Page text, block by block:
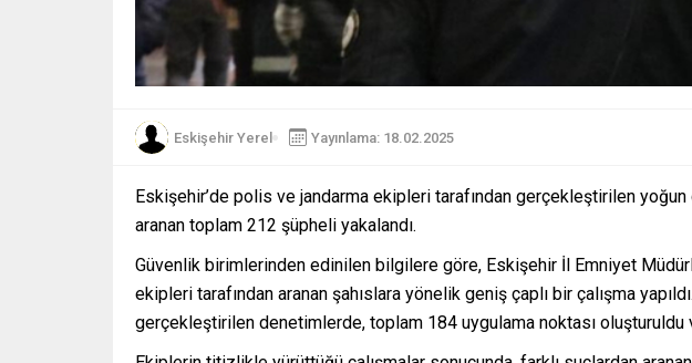
Eskişehir Yerel Yayınlama: 18.02.2025
Eskişehir’de polis ve jandarma ekipleri tarafından gerçekleştirilen yoğun
aranan toplam 212 şüpheli yakalandı.
Güvenlik birimlerinden edinilen bilgilere göre, Eskişehir İl Emniyet
ekipleri tarafından aranan şahıslara yönelik geniş çaplı bir çalışma
gerçekleştirilen denetimlerde, toplam 184 uygulama noktası oluşturuldu